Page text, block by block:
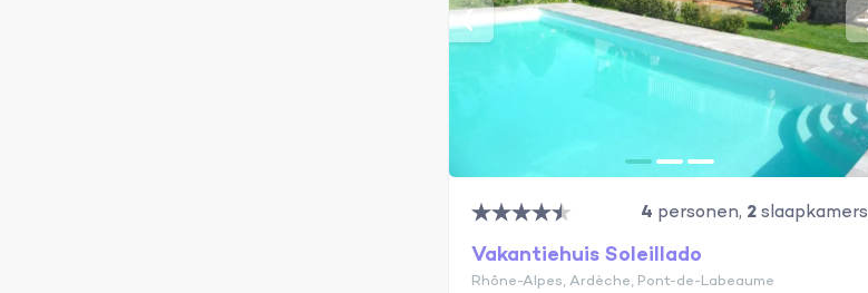
4 personen, 2slaapkamers
Vakantiehuis Soleillado
Rhône-Alpes, Ardèche, Pont-de-Labeaume